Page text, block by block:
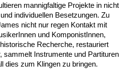
mannigfaltige Projekte in nicht
individuellen Besetzungen. Zu
nicht nur regen Kontakt mit
und KomponistInnen,
Recherche, restauriert
sammelt Instrumente und Partituren
dies zum Klingen zu bringen.